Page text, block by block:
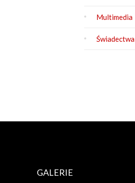
Multimedia
Świadectwa
GALERIE